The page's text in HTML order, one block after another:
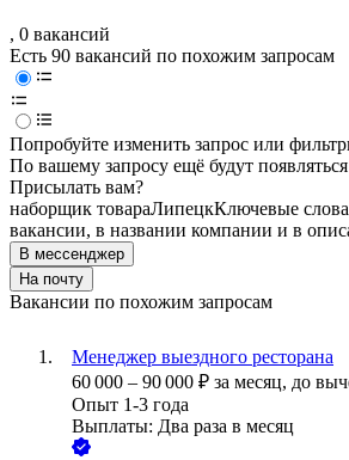
, 0 вакансий
Есть 90 вакансий по похожим запросам
Попробуйте изменить запрос или
По вашему запросу ещё будут
Присылать вам?
наборщик товараЛипецкКлючевые
вакансии, в названии компании и в
В мессенджер
На почту
Вакансии по похожим запросам
Менеджер выездного ресторана
60 000 – 90 000 ₽ за месяц, до
Опыт 1-3 года
Выплаты: Два раза в месяц